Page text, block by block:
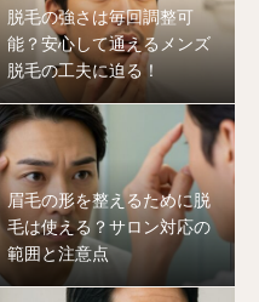
脱毛の強さは毎回調整可
能？安心して通えるメンズ
脱毛の工夫に迫る！
眉毛の形を整えるために脱
毛は使える？サロン対応の
範囲と注意点